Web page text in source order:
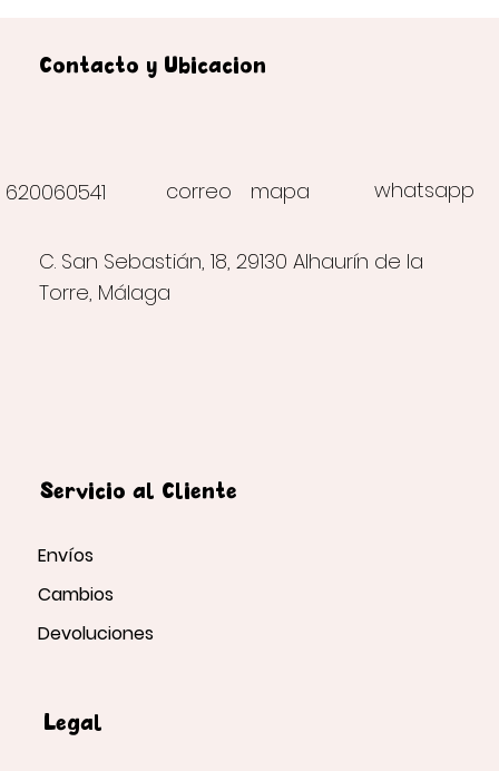
correo
Contacto y Ubicación
620060541 whatsapp
C. San Sebastián, 18, 29130 Alhaurín de la
Torre, Málaga
mapa
Servicio al Cliente
Envíos
Cambios
Devoluciones
Legal